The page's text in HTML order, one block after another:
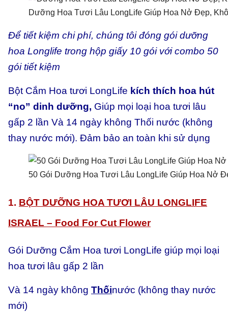
Dưỡng Hoa Tươi Lâu LongLife Giúp Hoa Nở Đẹp,
Để tiết kiệm chi phí, chúng tôi đóng gói dưỡng
hoa Longlife trong hộp giấy 10 gói với combo 50
gói tiết kiệm
Bột Cắm Hoa tươi LongLife kích thích hoa hút
“no” dinh dưỡng, Giúp mọi loại hoa tươi lâu
gấp 2 lần Và 14 ngày không Thối nước (không
thay nước mới). Đảm bảo an toàn khi sử dụng
50 Gói Dưỡng Hoa Tươi Lâu LongLife Giúp Hoa Nở
1. BỘT DƯỠNG HOA TƯƠI LÂU LONGLIFE
ISRAEL – Food For Cut Flower
Gói Dưỡng Cắm Hoa tươi LongLife giúp mọi loại
hoa tươi lâu gấp 2 lần
Và 14 ngày không Thốinước (không thay nước
mới)